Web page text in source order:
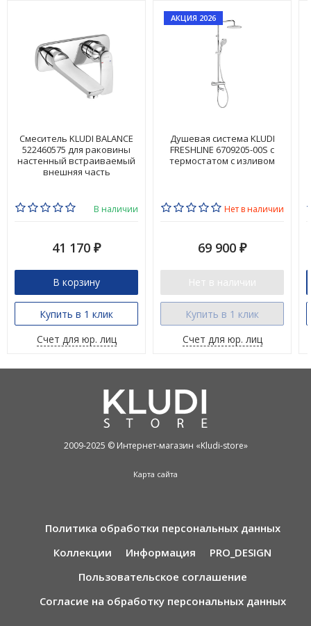
Смеситель KLUDI BALANCE
522460575 для раковины
настенный встраиваемый
внешняя часть
В наличии
41 170 ₽
В корзину
Купить в 1 клик
Счет для юр. лиц
АКЦИЯ 2026
Душевая система KLUDI
FRESHLINE 6709205-00S с
термостатом с изливом
Нет в наличии
69 900 ₽
Нет в наличии
Купить в 1 клик
Счет для юр. лиц
2009-2025 © Интернет-магазин «Kludi-store»
Карта сайта
Политика обработки персональных данных
Коллекции
Информация
PRO_DESIGN
Пользовательское соглашение
Согласие на обработку персональных данных